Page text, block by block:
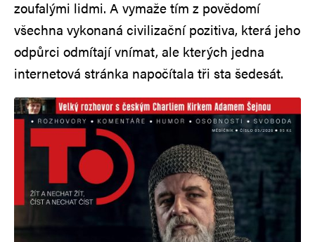
zoufalými lidmi. A vymaže tím z povědomí
všechna vykonaná civilizační pozitiva, která jeho
odpůrci odmítají vnímat, ale kterých jedna
internetová stránka napočítala tři sta šedesát.